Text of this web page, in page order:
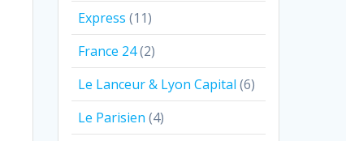
Express (11)
France 24(2)
Le Lanceur & Lyon Capital (6)
Le Parisien (4)